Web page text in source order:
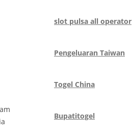
slot pulsa all operator
Pengeluaran Taiwan
Togel China
Bupatitogel